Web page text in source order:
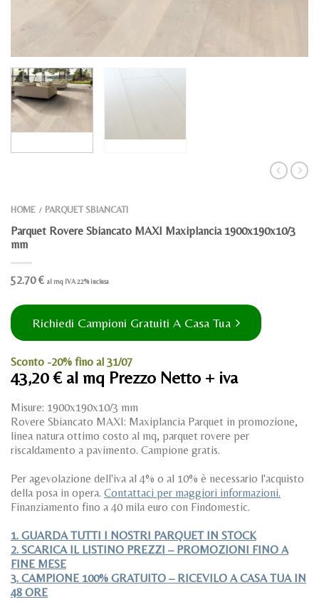
HOME / PARQUET SBIANCATI
Parquet Rovere Sbiancato MAXI Maxiplancia 1900x190x10/3
mm
52.70€ al mq IVA 22% inclusa
Richiedi Campioni Gratuiti A Casa Tua
Sconto -20% fino al 31/07
43,20 € al mq Prezzo Netto + iva
Misure: 1900x190x10/3 mm
Rovere Sbiancato MAXI: Maxiplancia Parquet in promozione,
linea natura ottimo costo al mq, parquet rovere per
riscaldamento a pavimento. Campione gratis.
Per agevolazione dell'iva al 4% o al 10% è necessario l'acquisto
della posa in opera. Contattaci per maggiori informazioni.
Finanziamento fino a 40 mila euro con Findomestic.
1. GUARDA TUTTI I NOSTRI PARQUET IN STOCK
2. SCARICA IL LISTINO PREZZI – PROMOZIONI FINO A
FINE MESE
3. CAMPIONE 100% GRATUITO – RICEVILO A CASA TUA IN
48 ORE